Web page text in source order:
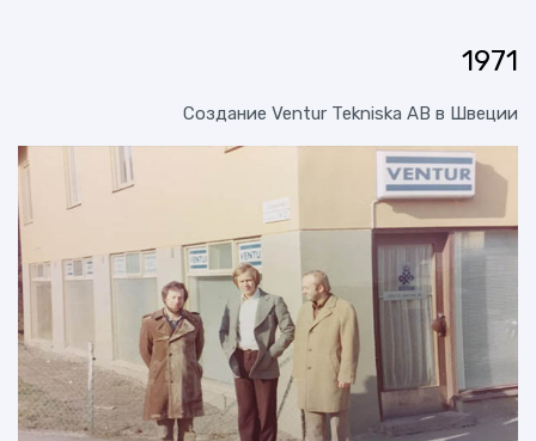
1971
Создание Ventur Tekniska AB в Швеции